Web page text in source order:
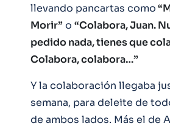
llevando pancartas como
Morir”o “Colabora, Juan.
pedido nada, tienes que
Colabora, colabora…”
Y la colaboración llegaba
semana, para deleite de
de ambos lados. Más el de